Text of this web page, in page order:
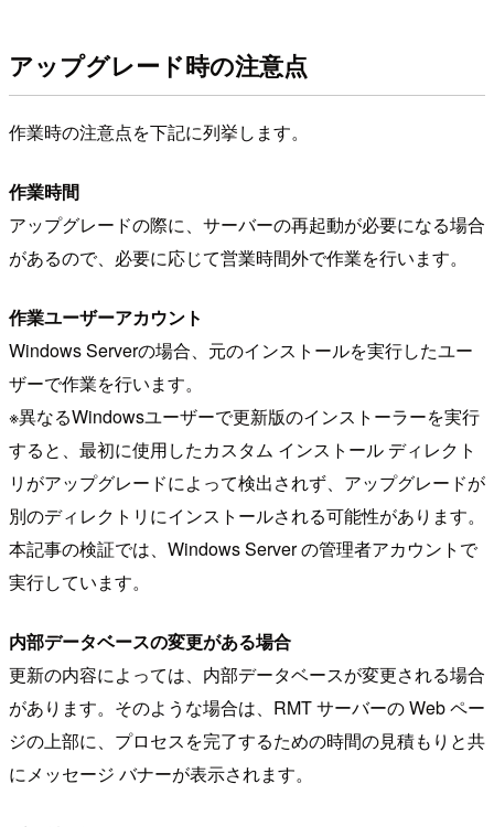
アップグレード時の注意点
作業時の注意点を下記に列挙します。
作業時間
アップグレードの際に、サーバーの再起動が必要になる場合
があるので、必要に応じて営業時間外で作業を行います。
作業ユーザーアカウント
Windows Serverの場合、元のインストールを実行したユー
ザーで作業を行います。
※異なるWindowsユーザーで更新版のインストーラーを実行
すると、最初に使用したカスタム インストール ディレクト
リがアップグレードによって検出されず、アップグレードが
別のディレクトリにインストールされる可能性があります。
本記事の検証では、Windows Server の管理者アカウントで
実行しています。
内部データベースの変更がある場合
更新の内容によっては、内部データベースが変更される場合
があります。そのような場合は、RMT サーバーの Web ペー
ジの上部に、プロセスを完了するための時間の見積もりと共
にメッセージ バナーが表示されます。